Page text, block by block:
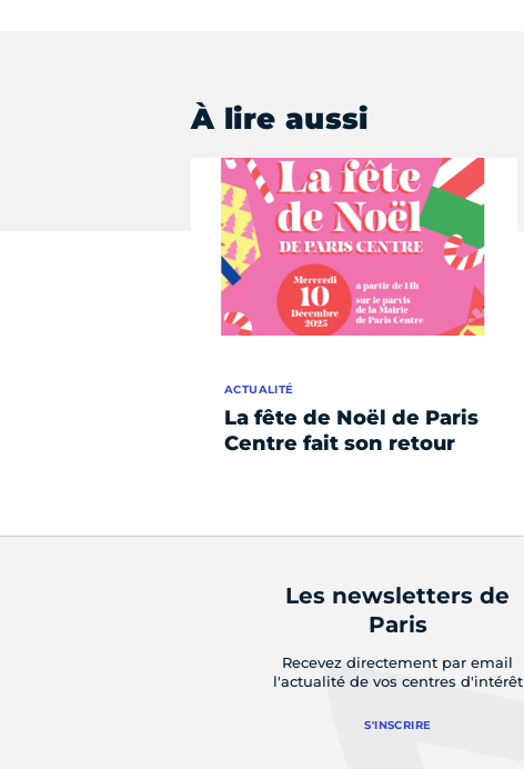
À lire aussi
La fête de Noël de Paris
Centre fait son retour
ACTUALITÉ
Les newsletters de
Paris
Recevez directement par email
l'actualité de vos centres d'intérêt
S'INSCRIRE